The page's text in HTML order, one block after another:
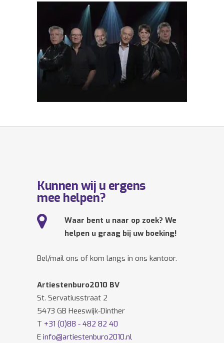
Kunnen wij u ergens
mee helpen?
Waar bent u naar op zoek? We
helpen u graag bij uw boeking!
Bel/mail ons of kom langs in ons kantoor.
Artiestenburo2010 BV
St. Servatiusstraat 2
5473 GB Heeswijk-Dinther
T +31 (0)88 - 482 82 40
E info@artiestenburo2010.nl